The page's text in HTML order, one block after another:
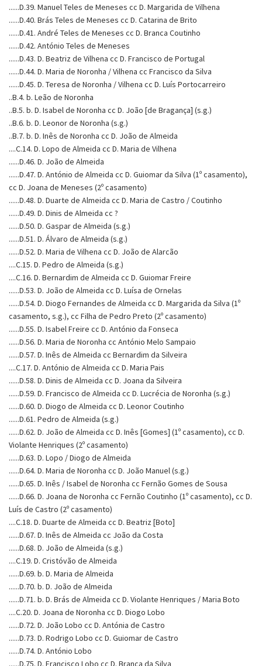
......D.39. Manuel Teles de Meneses cc D. Margarida de Vilhena
......D.40. Brás Teles de Meneses cc D. Catarina de Brito
......D.41. André Teles de Meneses cc D. Branca Coutinho
......D.42. António Teles de Meneses
......D.43. D. Beatriz de Vilhena cc D. Francisco de Portugal
......D.44. D. Maria de Noronha / Vilhena cc Francisco da Silva
......D.45. D. Teresa de Noronha / Vilhena cc D. Luís Portocarreiro
..B.4. b. Leão de Noronha
..B.5. b. D. Isabel de Noronha cc D. João [de Bragança] (s.g.)
..B.6. b. D. Leonor de Noronha (s.g.)
..B.7. b. D. Inês de Noronha cc D. João de Almeida
....C.14. D. Lopo de Almeida cc D. Maria de Vilhena
......D.46. D. João de Almeida
......D.47. D. António de Almeida cc D. Guiomar da Silva (1º casamento),
cc D. Joana de Meneses (2º casamento)
......D.48. D. Duarte de Almeida cc D. Maria de Castro / Coutinho
......D.49. D. Dinis de Almeida cc ?
......D.50. D. Gaspar de Almeida (s.g.)
......D.51. D. Álvaro de Almeida (s.g.)
......D.52. D. Maria de Vilhena cc D. João de Alarcão
....C.15. D. Pedro de Almeida (s.g.)
....C.16. D. Bernardim de Almeida cc D. Guiomar Freire
......D.53. D. João de Almeida cc D. Luísa de Ornelas
......D.54. D. Diogo Fernandes de Almeida cc D. Margarida da Silva (1º
casamento, s.g.), cc Filha de Pedro Preto (2º casamento)
......D.55. D. Isabel Freire cc D. António da Fonseca
......D.56. D. Maria de Noronha cc António Melo Sampaio
......D.57. D. Inês de Almeida cc Bernardim da Silveira
....C.17. D. António de Almeida cc D. Maria Pais
......D.58. D. Dinis de Almeida cc D. Joana da Silveira
......D.59. D. Francisco de Almeida cc D. Lucrécia de Noronha (s.g.)
......D.60. D. Diogo de Almeida cc D. Leonor Coutinho
......D.61. Pedro de Almeida (s.g.)
......D.62. D. João de Almeida cc D. Inês [Gomes] (1º casamento), cc D.
Violante Henriques (2º casamento)
......D.63. D. Lopo / Diogo de Almeida
......D.64. D. Maria de Noronha cc D. João Manuel (s.g.)
......D.65. D. Inês / Isabel de Noronha cc Fernão Gomes de Sousa
......D.66. D. Joana de Noronha cc Fernão Coutinho (1º casamento), cc D.
Luís de Castro (2º casamento)
....C.18. D. Duarte de Almeida cc D. Beatriz [Boto]
......D.67. D. Inês de Almeida cc João da Costa
......D.68. D. João de Almeida (s.g.)
....C.19. D. Cristóvão de Almeida
......D.69. b. D. Maria de Almeida
......D.70. b. D. João de Almeida
......D.71. b. D. Brás de Almeida cc D. Violante Henriques / Maria Boto
....C.20. D. Joana de Noronha cc D. Diogo Lobo
......D.72. D. João Lobo cc D. Antónia de Castro
......D.73. D. Rodrigo Lobo cc D. Guiomar de Castro
......D.74. D. António Lobo
......D.75. D. Francisco Lobo cc D. Branca da Silva